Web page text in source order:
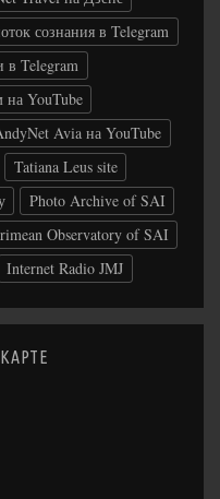
сознания в Telegram
в Telegram
YouTube
Avia на YouTube
Tatiana Leus site
Photo Archive of SAI
Observatory of SAI
Internet Radio JMJ